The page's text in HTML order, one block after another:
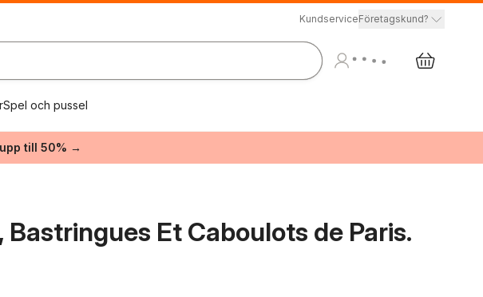
KundserviceFöretagskund?
Spel och pussel
till 50% →
Bastringues Et Caboulots de Paris.